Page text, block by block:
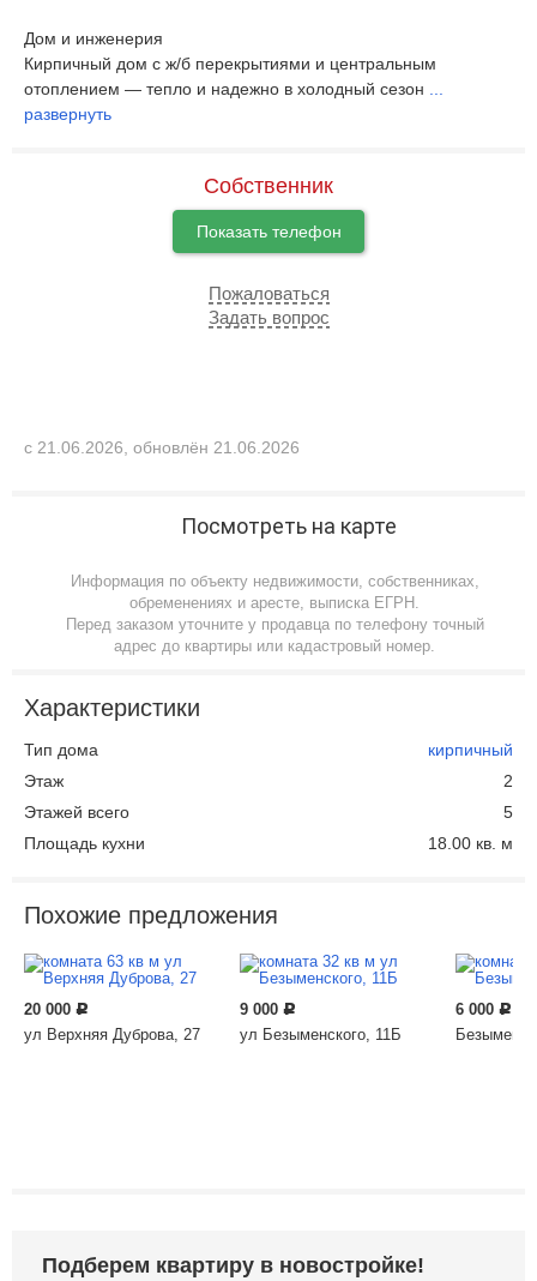
Дом и инженерия
Кирпичный дом с ж/б перекрытиями и центральным
отоплением — тепло и надежно в холодный сезон
развернуть
Собственник
Показать телефон
Пожаловаться
Задать вопрос
с 21.06.2026, обновлён 21.06.2026
Посмотреть на карте
Информация по объекту недвижимости, собственниках,
обременениях и аресте, выписка ЕГРН.
Перед заказом уточните у продавца по телефону точный
адрес до квартиры или кадастровый номер.
Характеристики
Тип дома
кирпичный
Этаж
2
Этажей всего
5
Площадь кухни
18.00 кв. м
Похожие предложения
20 000 Р
ул Верхняя Дуброва, 27
9 000 Р
ул Безыменского, 11Б
6 000 Р
Подберем квартиру в новостройке!